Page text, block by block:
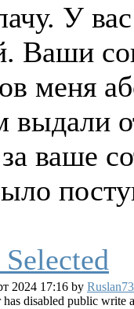
У
Ваши
меня
выдали
ваше
2024 17:16 by Ruslan73
disabled public write